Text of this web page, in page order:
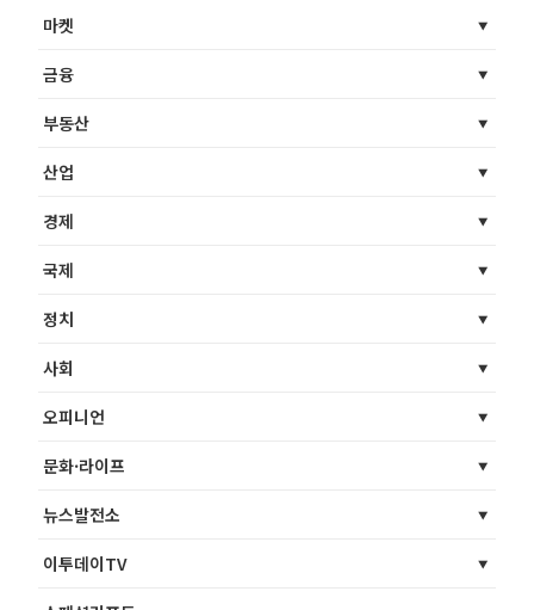
마켓
금융
부동산
산업
경제
국제
정치
사회
오피니언
문화·라이프
뉴스발전소
이투데이TV